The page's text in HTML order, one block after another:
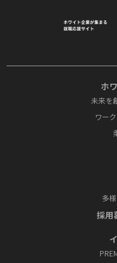
ホ
未来を
ワー
多
採⽤